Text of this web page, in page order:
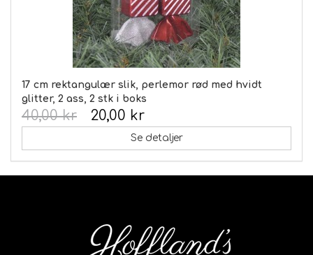
17 cm rektangulær slik, perlemor rød med hvidt
glitter, 2 ass, 2 stk i boks
20,00 kr
40,00 kr
Se detaljer